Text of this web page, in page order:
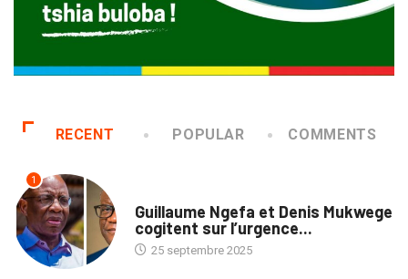
RECENT POPULAR COMMENTS
1
Guillaume Ngefa et Denis Mukwege
cogitent sur l’urgence...
25 septembre 2025